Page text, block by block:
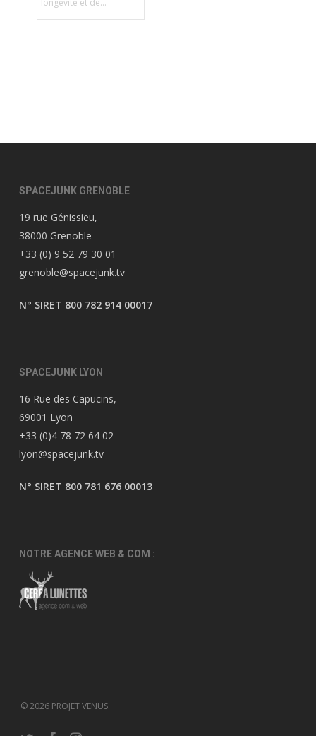
longévité et de...
SPACEJUNK GRENOBLE
19 rue Génissieu,
38000 Grenoble
+33 (0) 9 52 79 30 01
grenoble@spacejunk.tv
N° SIRET 800 782 914 00017
SPACEJUNK LYON
16 Rue des Capucins,
69001 Lyon
+33 (0)4 78 72 64 02
lyon@spacejunk.tv
N° SIRET 800 781 676 00013
NOTRE AGENCE WEB & COM :
© 2026 PROJET VENUS.